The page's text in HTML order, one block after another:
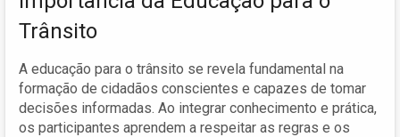
Trânsito
A educação para o trânsito se revela fundamental na
formação de cidadãos conscientes e capazes de tomar
decisões informadas. Ao integrar conhecimento e prática,
os participantes aprendem a respeitar as regras e os